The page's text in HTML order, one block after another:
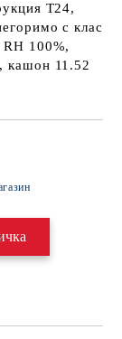
Т24,
с клас
RH 100%,
кашон 11.52